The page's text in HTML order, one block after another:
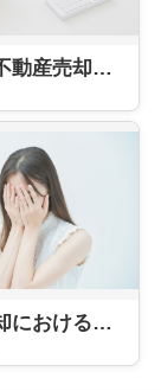
足立区で不動産売却の査定をするには？2つの査定と依頼方法についてご紹介！
不動産売却における「心理的瑕疵」とは？売却への影響や告知義務について